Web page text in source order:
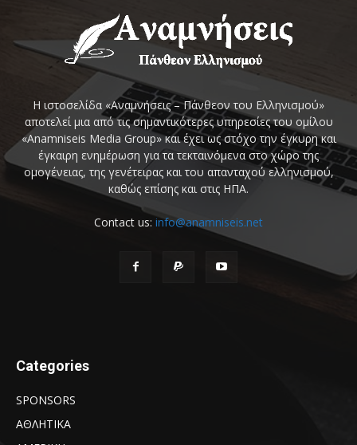
Η ιστοσελίδα «Αναμνήσεις – Πάνθεον του Ελληνισμού»
αποτελεί μια από τις σημαντικότερες υπηρεσίες του ομίλου
«Anamniseis Media Group» και έχει ως στόχο την έγκυρη και
έγκαιρη ενημέρωση για τα τεκταινόμενα στο χώρο της
ομογένειας, της γενέτειρας και του απανταχού ελληνισμού,
καθώς επίσης και στις ΗΠΑ.
Contact us: info@anamniseis.net
Categories
SPONSORS
ΑΘΛΗΤΙΚΑ